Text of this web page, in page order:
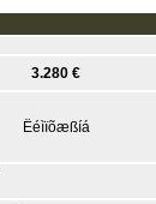
3.280 €
Ëéìïõæßíá